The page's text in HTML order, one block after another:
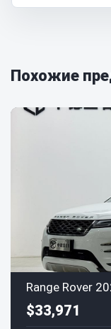
Похожие
Range Rover
$33,971